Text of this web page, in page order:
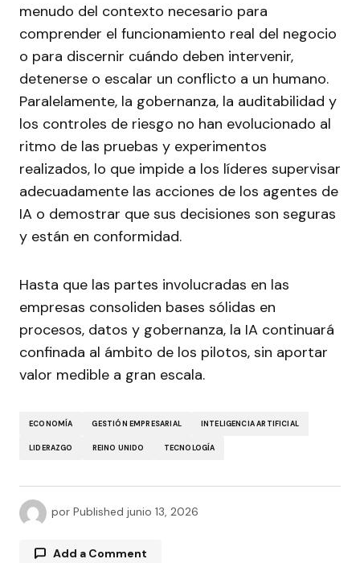
menudo del contexto necesario para
comprender el funcionamiento real del negocio
o para discernir cuándo deben intervenir,
detenerse o escalar un conflicto a un humano.
Paralelamente, la gobernanza, la auditabilidad y
los controles de riesgo no han evolucionado al
ritmo de las pruebas y experimentos
realizados, lo que impide a los líderes supervisar
adecuadamente las acciones de los agentes de
IA o demostrar que sus decisiones son seguras
y están en conformidad.
Hasta que las partes involucradas en las
empresas consoliden bases sólidas en
procesos, datos y gobernanza, la IA continuará
confinada al ámbito de los pilotos, sin aportar
valor medible a gran escala.
ECONOMÍA GESTIÓN EMPRESARIAL INTELIGENCIA ARTIFICIAL
LIDERAZGO REINO UNIDO TECNOLOGÍA
por Published junio 13, 2026
Add a Comment